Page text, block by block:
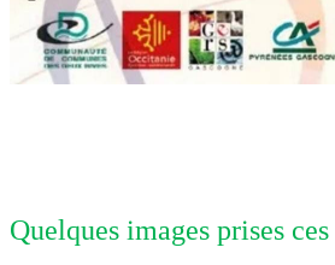
Quelques images prises